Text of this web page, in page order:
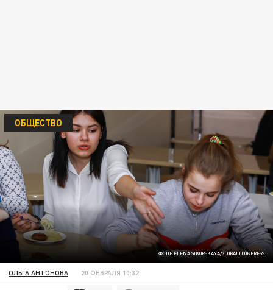
ФОТО: ELENA SIKORSKAYA/GLOBALLOOKPRESS
ОБЩЕСТВО
ОЛЬГА АНТОНОВА 20 ФЕВРАЛЯ 10:32